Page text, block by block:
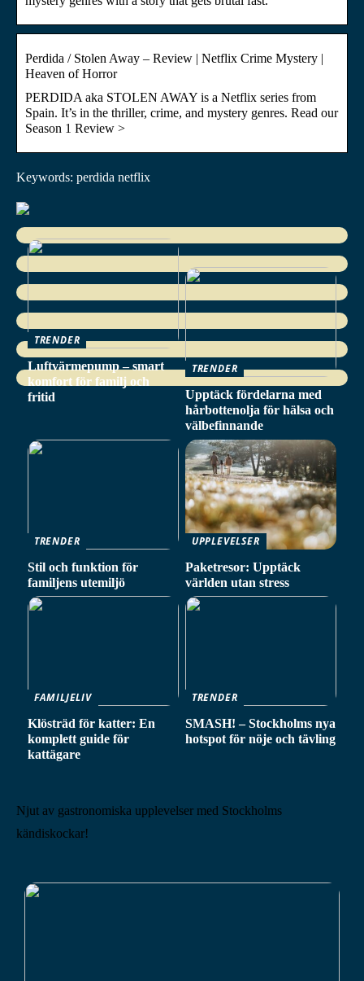
Perdida / Stolen Away – Review | Netflix Crime Mystery |
Heaven of Horror
PERDIDA aka STOLEN AWAY is a Netflix series from
Spain. It’s in the thriller, crime, and mystery genres. Read our
Season 1 Review >
Keywords: perdida netflix
TRENDER
Luftvärmepump – smart
komfort för familj och
fritid
TRENDER
Upptäck fördelarna med
hårbottenolja för hälsa och
välbefinnande
TRENDER
Stil och funktion för
familjens utemiljö
UPPLEVELSER
Paketresor: Upptäck
världen utan stress
FAMILJELIV
Klösträd för katter: En
komplett guide för
kattägare
TRENDER
SMASH! – Stockholms nya
hotspot för nöje och tävling
Njut av gastronomiska upplevelser med Stockholms
kändiskockar!